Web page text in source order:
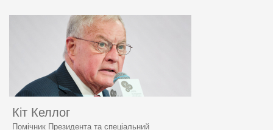
Кіт Келлог
Помічник Президента та спеціальний